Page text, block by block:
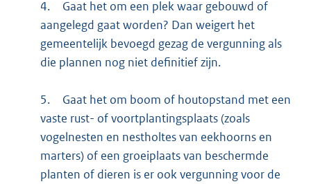
4.
Gaat het om een plek waar gebouwd of
aangelegd gaat worden? Dan weigert het
gemeentelijk bevoegd gezag de vergunning als
die plannen nog niet definitief zijn.
5.
Gaat het om boom of houtopstand met een
vaste rust- of voortplantingsplaats (zoals
vogelnesten en nestholtes van eekhoorns en
marters) of een groeiplaats van beschermde
planten of dieren is er ook vergunning voor de